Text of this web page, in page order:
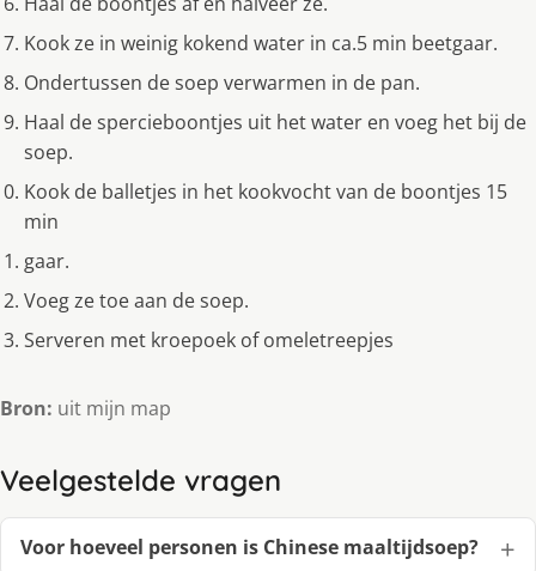
Kook ze in weinig kokend water in ca.5 min beetgaar.
Ondertussen de soep verwarmen in de pan.
Haal de spercieboontjes uit het water en voeg het bij de
soep.
Kook de balletjes in het kookvocht van de boontjes 15
min
gaar.
Voeg ze toe aan de soep.
Serveren met kroepoek of omeletreepjes
Bron: uit mijn map
Veelgestelde vragen
Voor hoeveel personen is Chinese maaltijdsoep?